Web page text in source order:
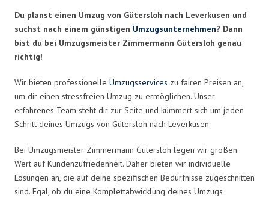
Du planst einen Umzug von Gütersloh nach Leverkusen und
suchst nach einem günstigen Umzugsunternehmen? Dann
bist du bei Umzugsmeister Zimmermann Gütersloh genau
richtig!
Wir bieten professionelle Umzugsservices zu fairen Preisen an,
um dir einen stressfreien Umzug zu ermöglichen. Unser
erfahrenes Team steht dir zur Seite und kümmert sich um jeden
Schritt deines Umzugs von Gütersloh nach Leverkusen.
Bei Umzugsmeister Zimmermann Gütersloh legen wir großen
Wert auf Kundenzufriedenheit. Daher bieten wir individuelle
Lösungen an, die auf deine spezifischen Bedürfnisse zugeschnitten
sind. Egal, ob du eine Komplettabwicklung deines Umzugs